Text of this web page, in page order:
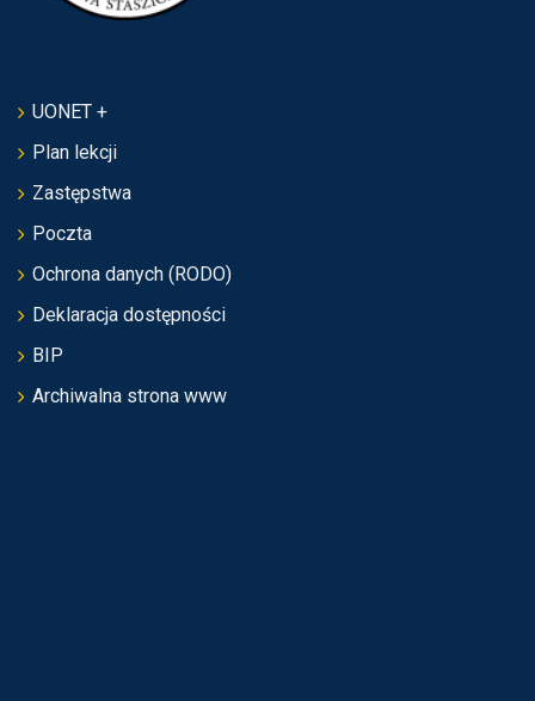
UONET +
Plan lekcji
Zastępstwa
Poczta
Ochrona danych (RODO)
Deklaracja dostępności
BIP
Archiwalna strona www